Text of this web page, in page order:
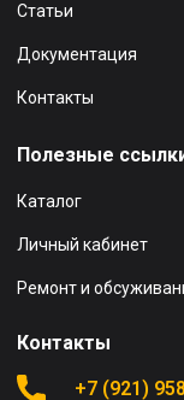
Статьи
Документация
Контакты
Полезные
Каталог
Личный кабинет
Ремонт и
Контакты
+7 (921)